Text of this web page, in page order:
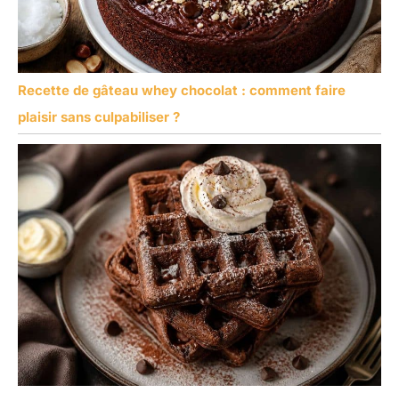
Recette de gâteau whey chocolat : comment faire
plaisir sans culpabiliser ?